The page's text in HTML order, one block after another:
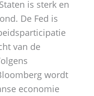
is sterk en
De Fed is
van de
wordt
economie